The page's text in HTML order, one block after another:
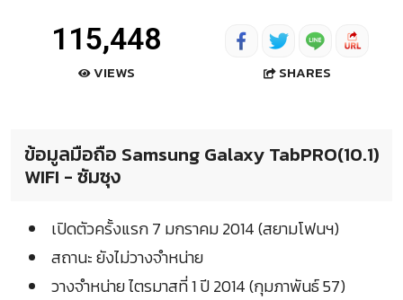
115,448
VIEWS SHARES
ข้อมูลมือถือ Samsung Galaxy TabPRO(10.1)
WIFI - ซัมซุง
เปิดตัวครั้งแรก 7 มกราคม 2014 (สยามโฟนฯ)
สถานะ ยังไม่วางจำหน่าย
วางจำหน่าย ไตรมาสที่ 1 ปี 2014 (กุมภาพันธ์ 57)